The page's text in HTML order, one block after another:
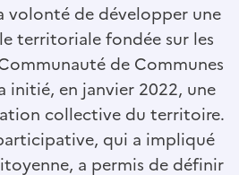
volonté de développer une
territoriale fondée sur les
de Communes
initié, en janvier 2022, une
collective du territoire.
qui a impliqué
a permis de définir